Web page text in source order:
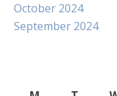
October 2024
September 2024